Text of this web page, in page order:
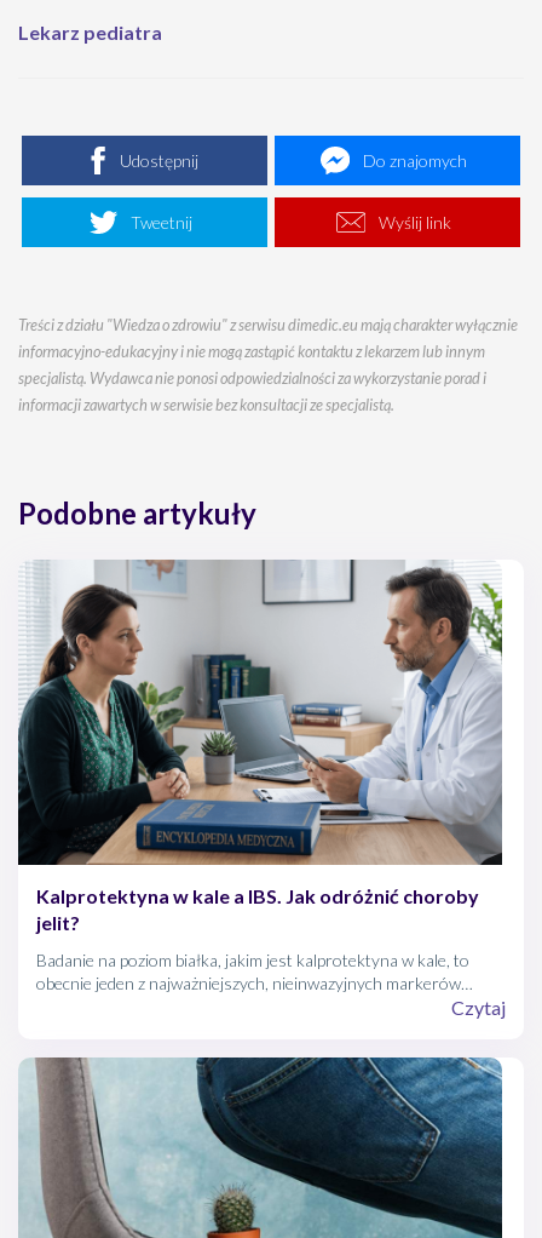
Lekarz pediatra
Udostępnij Do znajomych
Tweetnij Wyślij link
Treści z działu "Wiedza o zdrowiu" z serwisu dimedic.eu mają charakter wyłącznie
informacyjno-edukacyjny i nie mogą zastąpić kontaktu z lekarzem lub innym
specjalistą. Wydawca nie ponosi odpowiedzialności za wykorzystanie porad i
informacji zawartych w serwisie bez konsultacji ze specjalistą.
Podobne artykuły
Kalprotektyna w kale a IBS. Jak odróżnić choroby
jelit?
Badanie na poziom białka, jakim jest kalprotektyna w kale, to
obecnie jeden z najważniejszych, nieinwazyjnych markerów
stanu zapalnego przewodu pokarmowego. Stanowi on kluczowy
wynik jest prawidłowy, co potwierdza charakter czynnościowy
dolegliwości) od chorób zapalnych jelit (gdzie wynik jest
podwyższony).
Czytaj